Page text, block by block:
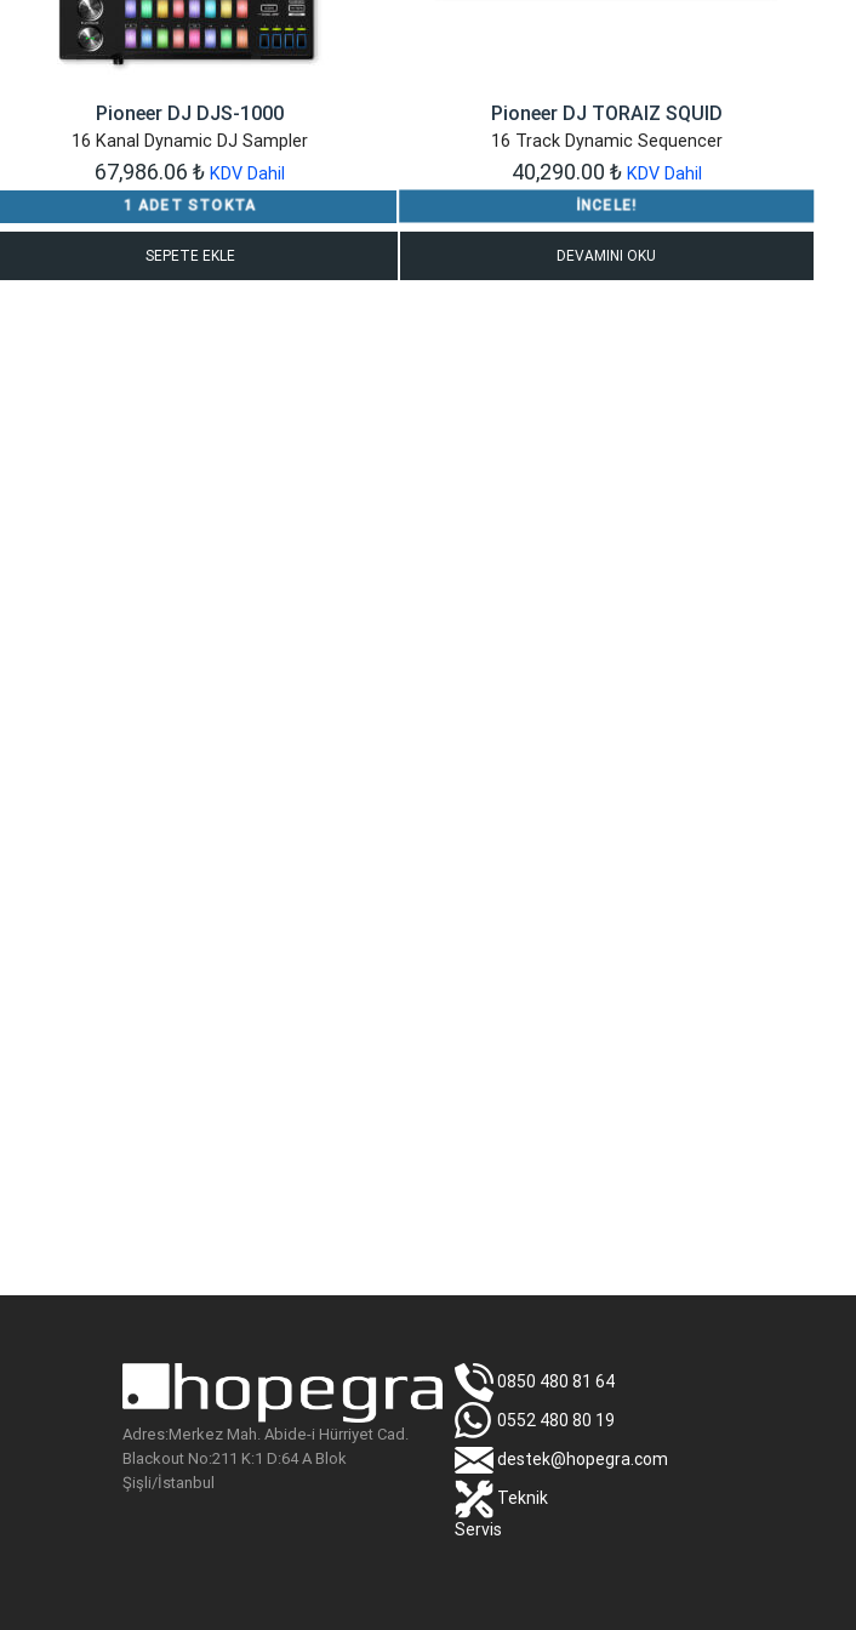
Pioneer DJ DJS-1000
16 Kanal Dynamic DJ Sampler
67,986.06₺ KDV Dahil
1 ADET STOKTA
SEPETE EKLE
Pioneer DJ TORAIZ SQUID
16 Track Dynamic Sequencer
40,290.00 ₺ KDV Dahil
İNCELE!
DEVAMINI OKU
Adres:Merkez Mah. Abide-i Hürriyet Cad.
Blackout No:211 K:1 D:64 A Blok
Şişli/İstanbul
0850 480 81 64
0552 480 80 19
destek@hopegra.com
Teknik
Servis